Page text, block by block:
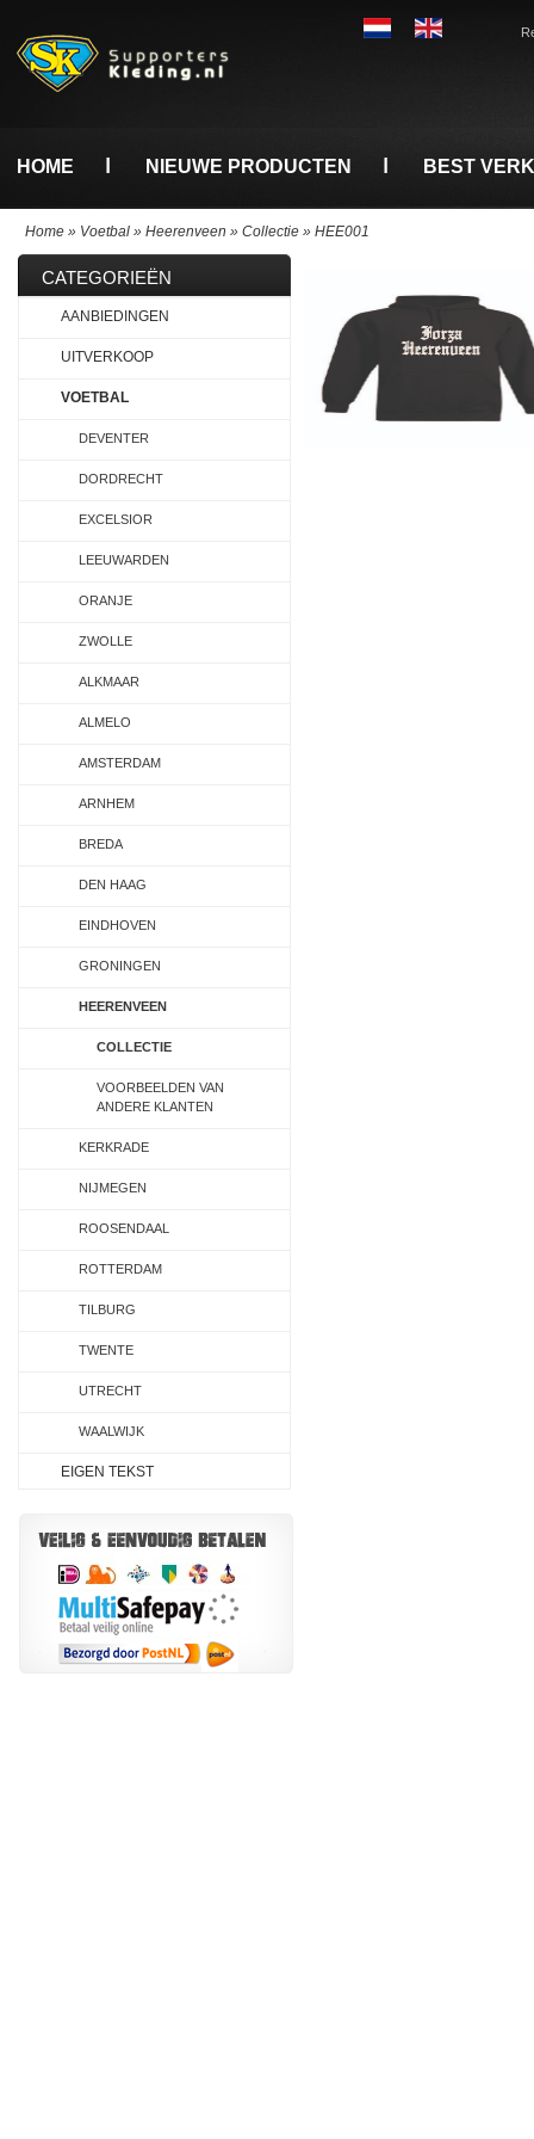
HOME NIEUWE PRODUCTEN BEST
Home » Voetbal » Heerenveen » Collectie » HEE001
CATEGORIEËN
AANBIEDINGEN
UITVERKOOP
VOETBAL
DEVENTER
DORDRECHT
EXCELSIOR
LEEUWARDEN
ORANJE
ZWOLLE
ALKMAAR
ALMELO
AMSTERDAM
ARNHEM
BREDA
DEN HAAG
EINDHOVEN
GRONINGEN
HEERENVEEN
COLLECTIE
VOORBEELDEN VAN
ANDERE KLANTEN
KERKRADE
NIJMEGEN
ROOSENDAAL
ROTTERDAM
TILBURG
TWENTE
UTRECHT
WAALWIJK
EIGEN TEKST